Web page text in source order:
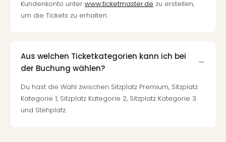
Kundenkonto unter www.ticketmaster.de zu erstellen,
um die Tickets zu erhalten.
Aus welchen Ticketkategorien kann ich bei
der Buchung wählen?
Du hast die Wahl zwischen Sitzplatz Premium, Sitzplatz
Kategorie 1, Sitzplatz Kategorie 2, Sitzplatz Kategorie 3
und Stehplatz.